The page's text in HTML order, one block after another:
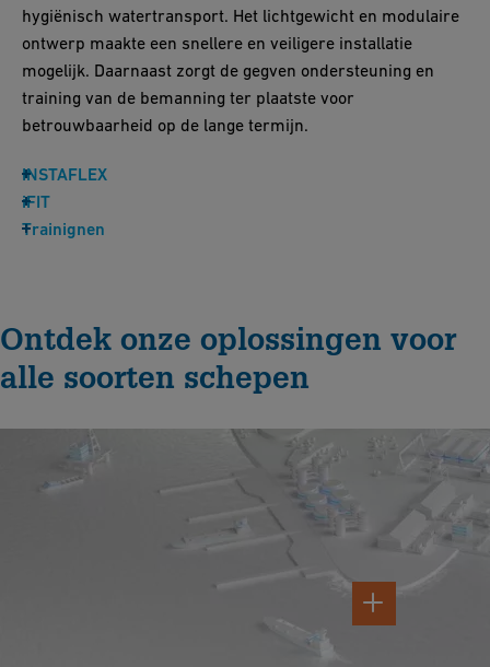
hygiënisch watertransport. Het lichtgewicht en modulaire
ontwerp maakte een snellere en veiligere installatie
mogelijk. Daarnaast zorgt de gegven ondersteuning en
training van de bemanning ter plaatste voor
betrouwbaarheid op de lange termijn.
INSTAFLEX
iFIT
Trainignen
Ontdek onze oplossingen voor
alle soorten schepen